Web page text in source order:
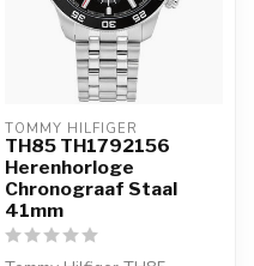
TOMMY HILFIGER
TH85 TH1792156
Herenhorloge
Chronograaf Staal
41mm